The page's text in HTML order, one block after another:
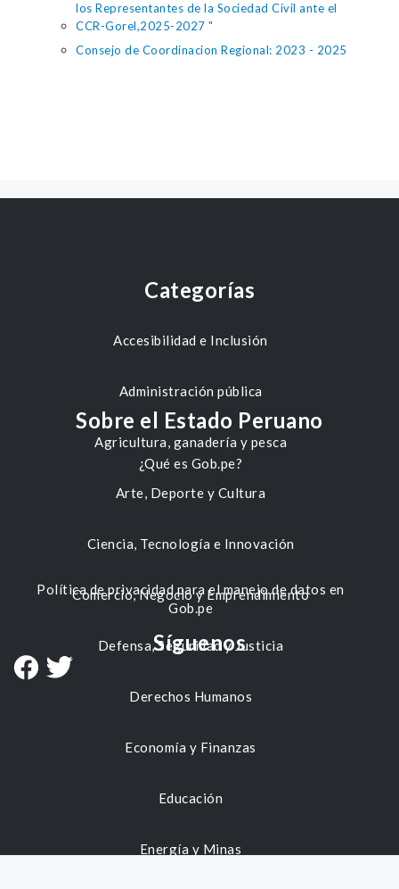
los Representantes de la Sociedad Civil ante el
CCR-Gorel,2025-2027 "
Consejo de Coordinacion Regional: 2023 - 2025
Categorías
Accesibilidad e Inclusión
Administración pública
Agricultura, ganadería y pesca
Arte, Deporte y Cultura
Ciencia, Tecnología e Innovación
Comercio, Negocio y Emprendimiento
Defensa, Seguridad y Justicia
Derechos Humanos
Economía y Finanzas
Educación
Energía y Minas
Sobre el Estado Peruano
¿Qué es Gob.pe?
Política de privacidad para el manejo de datos en
Gob.pe
Síguenos